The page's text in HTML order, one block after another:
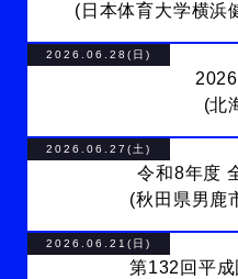
(日本体育大学横浜
2026.06.28(日)
(北
2026.06.27(土)
令和8年度
(秋田県男
2026.06.21(日)
第132回平